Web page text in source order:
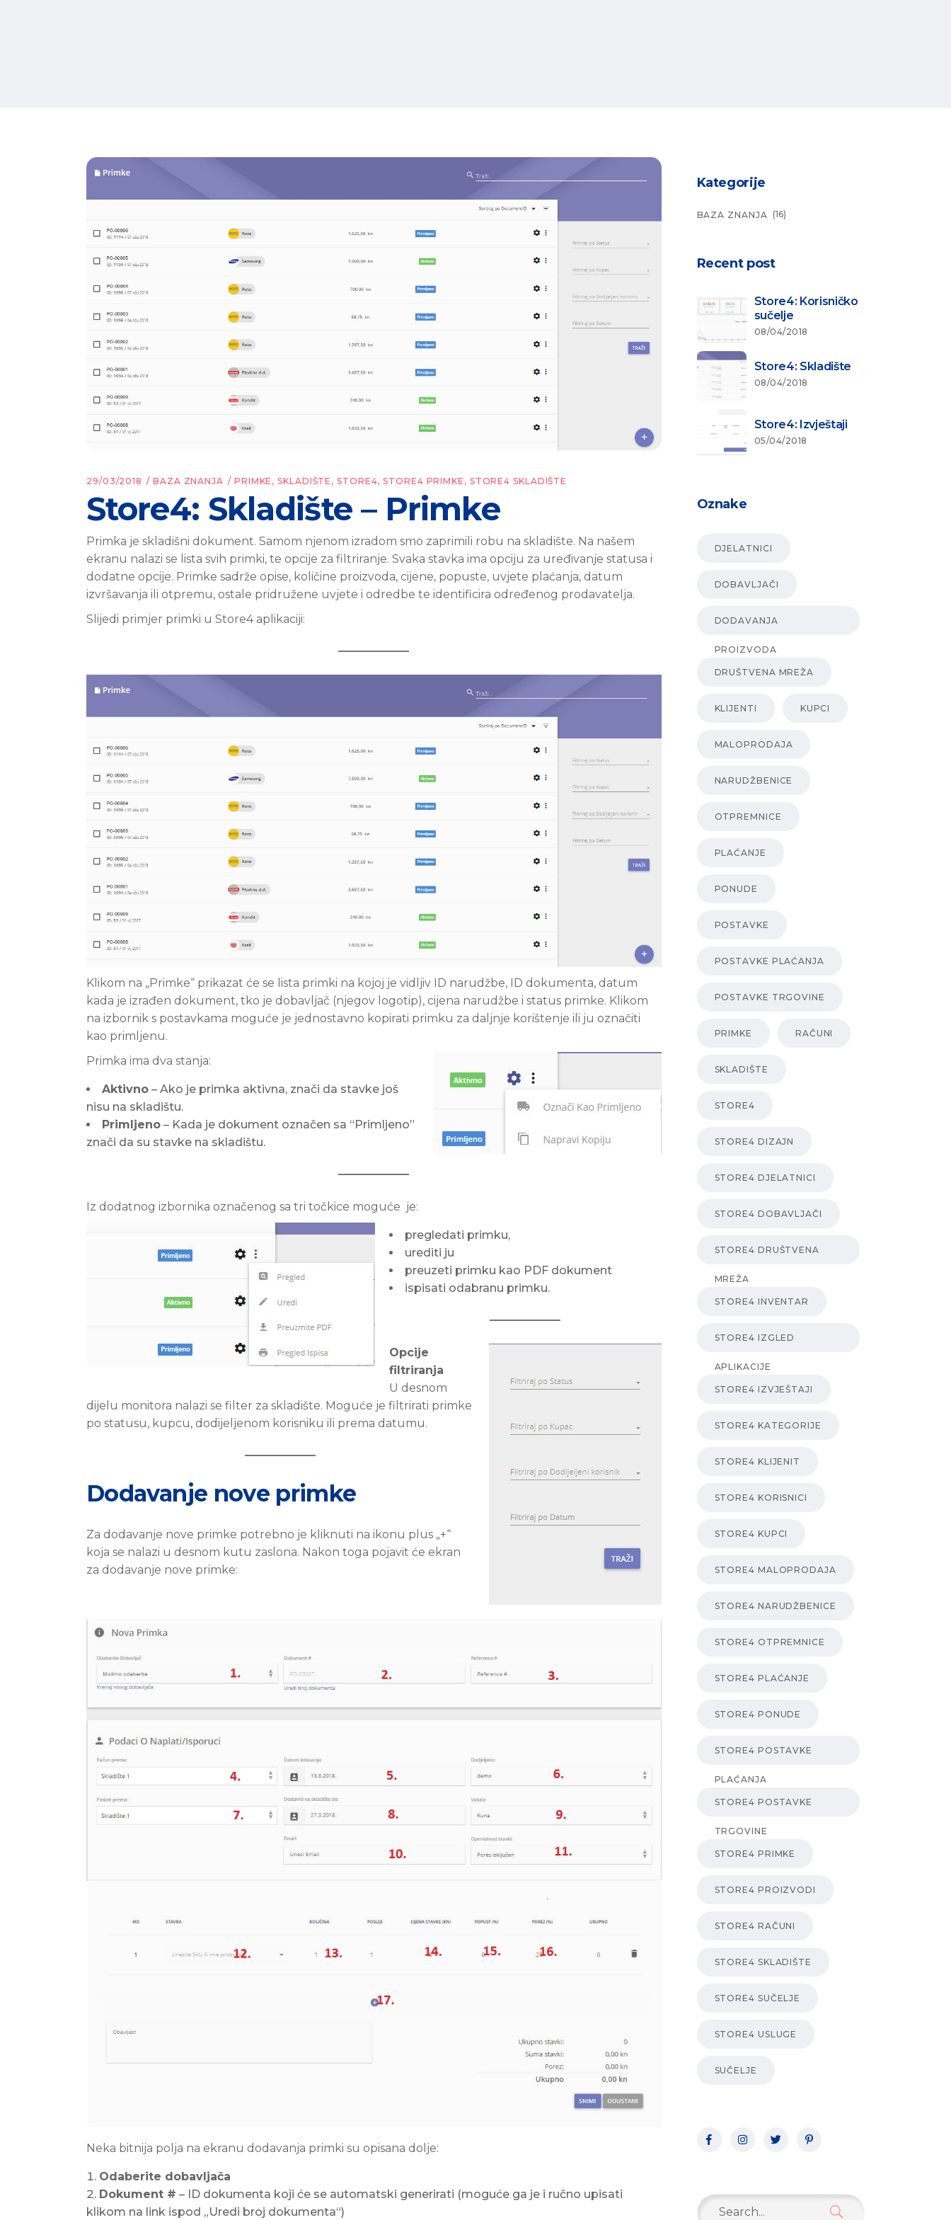
29/03/2018 BAZA ZNANJA PRIMKE ,SKLADIŠTE ,STORE4,STORE4 PRIMKE , STORE4 SKLADIŠTE
Store4: Skladište – Primke
Primka je skladišni dokument. Samom njenom izradom smo zaprimili robu na skladište. Na našem
ekranu nalazi se lista svih primki, te opcije za filtriranje. Svaka stavka ima opciju za uređivanje statusa i
dodatne opcije. Primke sadrže opise, količine proizvoda, cijene, popuste, uvjete plaćanja, datum
izvršavanja ili otpremu, ostale pridružene uvjete i odredbe te identificira određenog prodavatelja.
Slijedi primjer primki u Store4 aplikaciji:
Klikom na „Primke“ prikazat će se lista primki na kojoj je vidljiv ID narudžbe, ID dokumenta, datum
kada je izrađen dokument, tko je dobavljač (njegov logotip), cijena narudžbe i status primke. Klikom
na izbornik s postavkama moguće je jednostavno kopirati primku za daljnje korištenje ili ju označiti
kao primljenu.
Primka ima dva stanja:
Aktivno – Ako je primka aktivna, znači da stavke još
nisu na skladištu.
Primljeno – Kada je dokument označen sa “Primljeno”
znači da su stavke na skladištu.
Iz dodatnog izbornika označenog sa tri točkice moguće je:
pregledati primku,
urediti ju
preuzeti primku kao PDF dokument
ispisati odabranu primku.
Opcije
filtriranja
U desnom
dijelu monitora nalazi se filter za skladište. Moguće je filtrirati primke
po statusu, kupcu, dodijeljenom korisniku ili prema datumu.
Dodavanje nove primke
Za dodavanje nove primke potrebno je kliknuti na ikonu plus „+“
koja se nalazi u desnom kutu zaslona. Nakon toga pojavit će ekran
za dodavanje nove primke:
Neka bitnija polja na ekranu dodavanja primki su opisana dolje:
Odaberite dobavljača
Dokument # – ID dokumenta koji će se automatski generirati (moguće ga je i ručno upisati
klikom na link ispod „Uredi broj dokumenta“)
Kategorije
BAZA ZNANJA (16)
Recent post
Store4: Korisničko
sučelje
08/04/2018
Store4: Skladište
08/04/2018
Store4: Izvještaji
05/04/2018
Oznake
DJELATNICI
DOBAVLJAČI
DODAVANJA
PROIZVODA
DRUŠTVENA MREŽA
KLIJENTI KUPCI
MALOPRODAJA
NARUDŽBENICE
OTPREMNICE
PLAĆANJE
PONUDE
POSTAVKE
POSTAVKE PLAĆANJA
POSTAVKE TRGOVINE
PRIMKE RAČUNI
SKLADIŠTE
STORE4
STORE4 DIZAJN
STORE4 DJELATNICI
STORE4 DOBAVLJAČI
STORE4 DRUŠTVENA
MREŽA
STORE4 INVENTAR
STORE4 IZGLED
APLIKACIJE
STORE4 IZVJEŠTAJI
STORE4 KATEGORIJE
STORE4 KLIJENIT
STORE4 KORISNICI
STORE4 KUPCI
STORE4 MALOPRODAJA
STORE4 NARUDŽBENICE
STORE4 OTPREMNICE
STORE4 PLAĆANJE
STORE4 PONUDE
STORE4 POSTAVKE
PLAĆANJA
STORE4 POSTAVKE
TRGOVINE
STORE4 PRIMKE
STORE4 PROIZVODI
STORE4 RAČUNI
STORE4 SKLADIŠTE
STORE4 SUČELJE
STORE4 USLUGE
SUČELJE
Search